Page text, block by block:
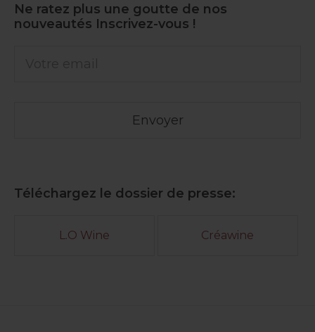
Ne ratez plus une goutte de nos
nouveautés Inscrivez-vous !
Téléchargez le dossier de presse:
L.O Wine Créawine